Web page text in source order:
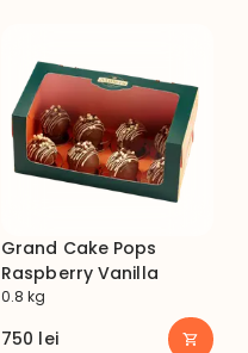
Grand Cake Pops
Raspberry Vanilla
0.8 kg
750 lei